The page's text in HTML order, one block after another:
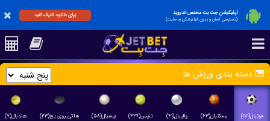
اپلیکیشن جت بت مختص اندروید
(دسترسی آسان و بدون فیلترشکن به سایت)
برای دانلود کلیک کنید
دسته بندی ورزش ها
فوتبال(۱۷۱) بسکتبال(۶۳) والیبال(۴۱) تنیس(۳۲۹) بیسبال(۵۸) هاکی روی یخ(۲۳) هندبال(۷)